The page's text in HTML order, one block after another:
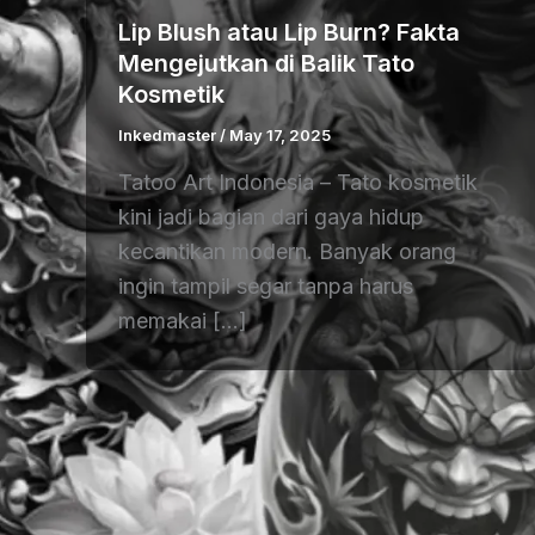
Lip Blush atau Lip Burn? Fakta
Mengejutkan di Balik Tato
Kosmetik
Inkedmaster/May 17, 2025
Tatoo Art Indonesia – Tato kosmetik
kini jadi bagian dari gaya hidup
kecantikan modern. Banyak orang
ingin tampil segar tanpa harus
memakai […]